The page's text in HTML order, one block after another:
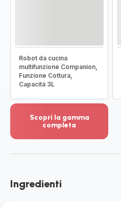
Robot da cucina
multifunzione Companion,
Funzione Cottura,
Capacità 3L
Scopri la gamma
completa
dettagli
la
Ingredienti